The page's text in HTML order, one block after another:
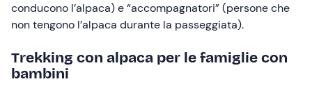
conducono l’alpaca) e “accompagnatori” (persone che
non tengono l’alpaca durante la passeggiata).
Trekking con alpaca per le famiglie con
bambini